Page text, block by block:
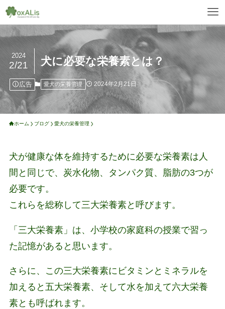
犬に必要な栄養素とは？
2024
2/21
広告 愛犬の栄養管理 2024年2月21日
ホーム ブログ 愛犬の栄養管理
犬が健康な体を維持するために必要な栄養素は人
間と同じで、炭水化物、タンパク質、脂肪の3つが
必要です。
これらを総称して三大栄養素と呼びます。
「三大栄養素」は、小学校の家庭科の授業で習っ
た記憶があると思います。
さらに、この三大栄養素にビタミンとミネラルを
加えると五大栄養素、そして水を加えて六大栄養
素とも呼ばれます。